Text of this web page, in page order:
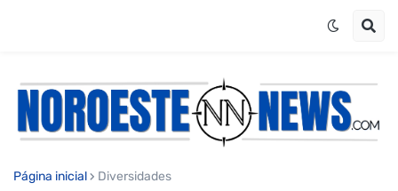
Página inicial Diversidades